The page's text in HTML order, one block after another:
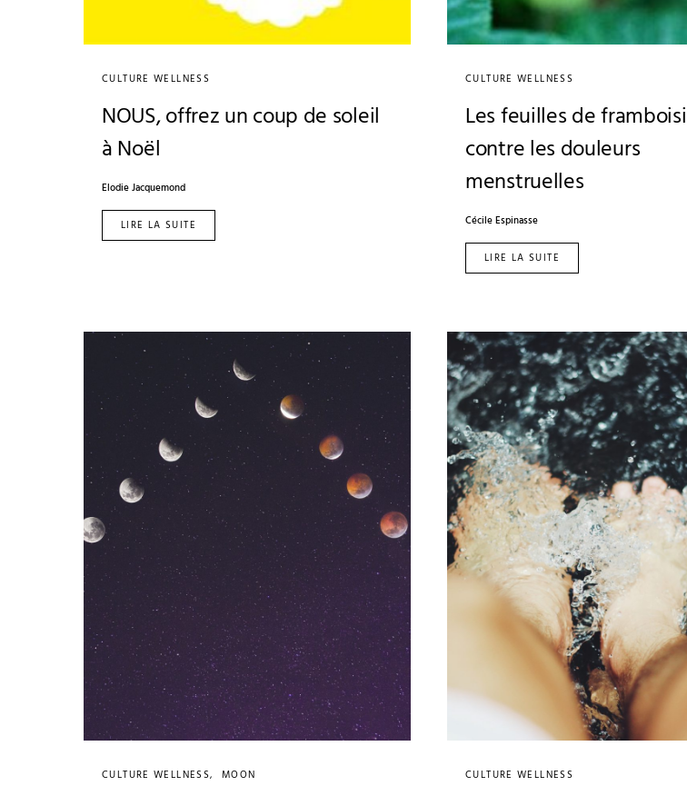
CULTURE WELLNESS
NOUS, offrez un coup de soleil
à Noël
Elodie Jacquemond
LIRE LA SUITE
CULTURE WELLNESS
Les feuilles de
contre les douleurs
menstruelles
Cécile Espinasse
LIRE LA SUITE
CULTURE WELLNESS MOON CULTURE WELLNESS